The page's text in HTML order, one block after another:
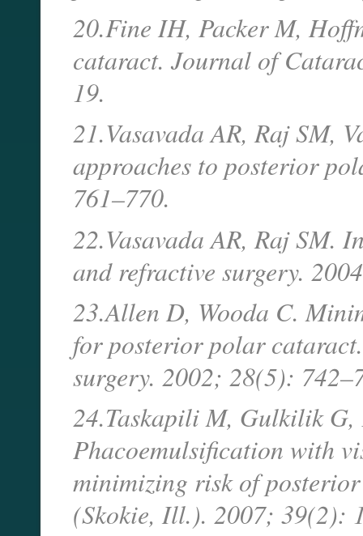
20.Fine IH, Packer M,
cataract. Journal of
19.
21.Vasavada AR, Raj SM,
approaches to posterior
761–770.
22.Vasavada AR, Raj SM.
and refractive surgery.
23.Allen D, Wooda C.
for posterior polar
surgery. 2002; 28(5):
24.Taskapili M, Gulkilik G,
Phacoemulsification with
minimizing risk of
(Skokie, Ill.). 2007; 39(2):